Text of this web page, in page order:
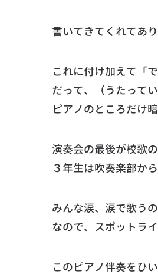
書いてきてくれてあ
これに付け加えて「
だって、（うたって
ピアノのところだけ
演奏会の最後が校歌
３年生は吹奏楽部か
みんな涙、涙で歌う
なので、スポットラ
このピアノ伴奏をひ